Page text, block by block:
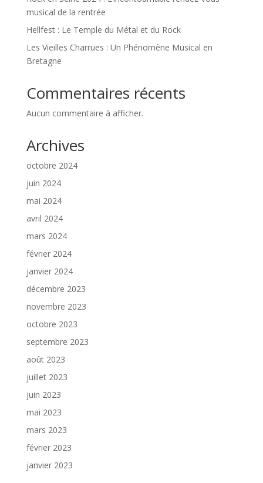
musical de la rentrée
Hellfest : Le Temple du Métal et du Rock
Les Vieilles Charrues : Un Phénomène Musical en
Bretagne
Commentaires récents
Aucun commentaire à afficher.
Archives
octobre 2024
juin 2024
mai 2024
avril 2024
mars 2024
février 2024
janvier 2024
décembre 2023
novembre 2023
octobre 2023
septembre 2023
août 2023
juillet 2023
juin 2023
mai 2023
mars 2023
février 2023
janvier 2023